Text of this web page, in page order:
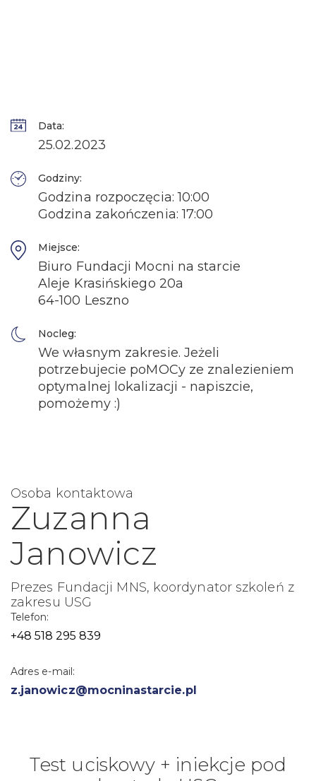
Data:
25.02.2023
Godziny:
Godzina rozpoczęcia: 10:00
Godzina zakończenia: 17:00
Miejsce:
Biuro Fundacji Mocni na starcie
Aleje Krasińskiego 20a
64-100 Leszno
Nocleg:
We własnym zakresie. Jeżeli
potrzebujecie poMOCy ze znalezieniem
optymalnej lokalizacji - napiszcie,
pomożemy :)
Osoba kontaktowa
Zuzanna
Janowicz
Prezes Fundacji MNS, koordynator szkoleń z
zakresu USG
Telefon:
+48 518 295 839
Adres e-mail:
z.janowicz@mocninastarcie.pl
Test uciskowy + iniekcje pod